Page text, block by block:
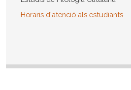
Horaris d'atenció als estudiants